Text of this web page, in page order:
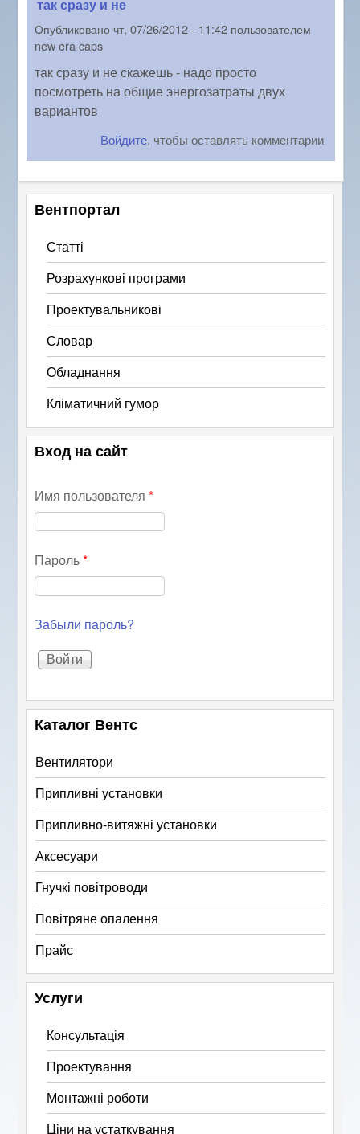
так сразу и не
Опубликованочт, 07/26/2012 - 11:42 пользователем
new era caps
так сразу и не скажешь - надо просто
посмотреть на общие энергозатраты двух
вариантов
Войдите, чтобы оставлять комментарии
Вентпортал
Статті
Розрахункові програми
Проектувальникові
Словар
Обладнання
Кліматичний гумор
Вход на сайт
Имя пользователя*
Пароль*
Забыли пароль?
Каталог Вентс
Вентилятори
Припливні установки
Припливно-витяжні установки
Аксесуари
Гнучкі повітроводи
Повітряне опалення
Прайс
Услуги
Консультація
Проектування
Монтажні роботи
Ціни на устаткування